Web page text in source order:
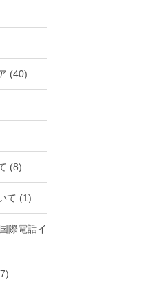
(40)
(8)
て (1)
際電話イ